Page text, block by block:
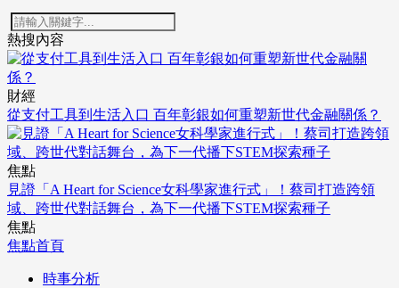
熱搜內容
財經
從支付工具到生活入口 百年彰銀如何重塑新世代金融關係？
焦點
見證「A Heart for Science女科學家進行式」！蔡司打造跨領
域、跨世代對話舞台，為下一代播下STEM探索種子
焦點
焦點首頁
時事分析